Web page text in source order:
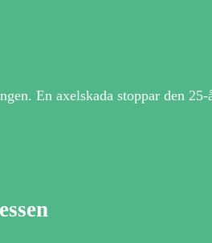
En axelskada stoppar den 25-